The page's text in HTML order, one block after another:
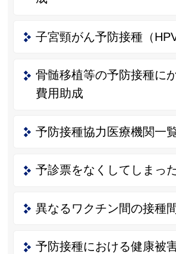
子宮頸がん予防接種（
骨髄移植等の予防接種に
費用助成
予防接種協力医療機関一
予診票をなくしてしまっ
異なるワクチン間の接種
予防接種における健康被